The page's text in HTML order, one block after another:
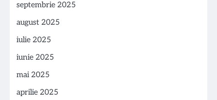
septembrie 2025
august 2025
iulie 2025
iunie 2025
mai 2025
aprilie 2025